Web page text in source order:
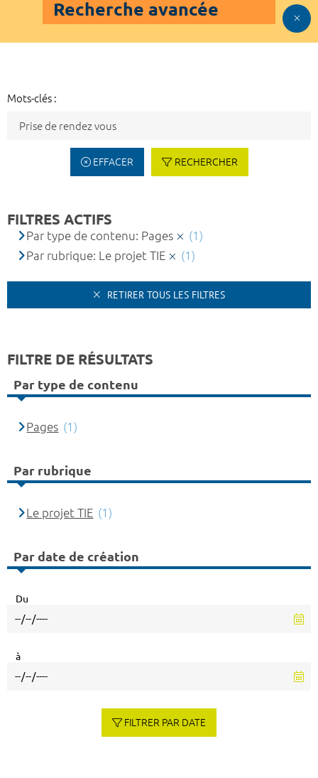
Recherche avancée
Mots-clés :
EFFACER RECHERCHER
FILTRES ACTIFS
Par type de contenu: Pages
(1)
Par rubrique: Le projet TIE
(1)
RETIRER TOUS LES FILTRES
FILTRE DE RÉSULTATS
Par type de contenu
Pages (1)
Par rubrique
Le projet TIE (1)
Par date de création
Du
à
FILTRER PAR DATE